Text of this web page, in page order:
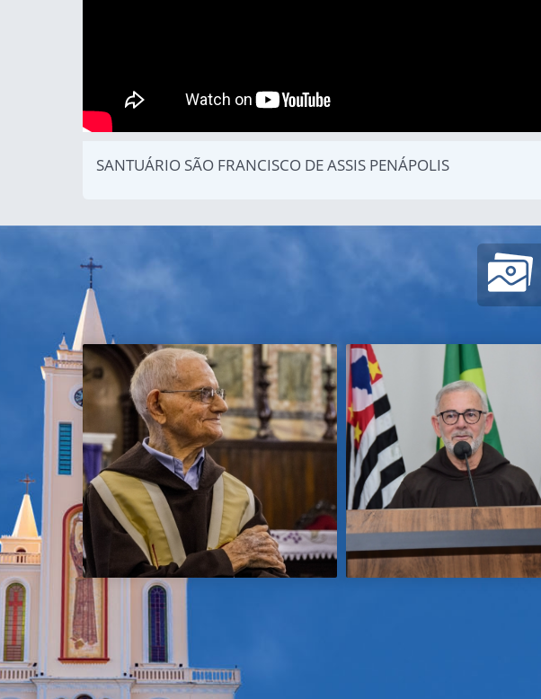
SANTUÁRIO SÃO FRANCISCO DE ASSIS PENÁPOLIS